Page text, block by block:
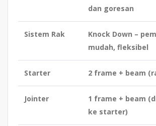
dan goresan
Sistem Rak
Knock Down –
mudah, fleksibel
Starter 2 frame + beam
Jointer
1 frame + beam
ke starter)